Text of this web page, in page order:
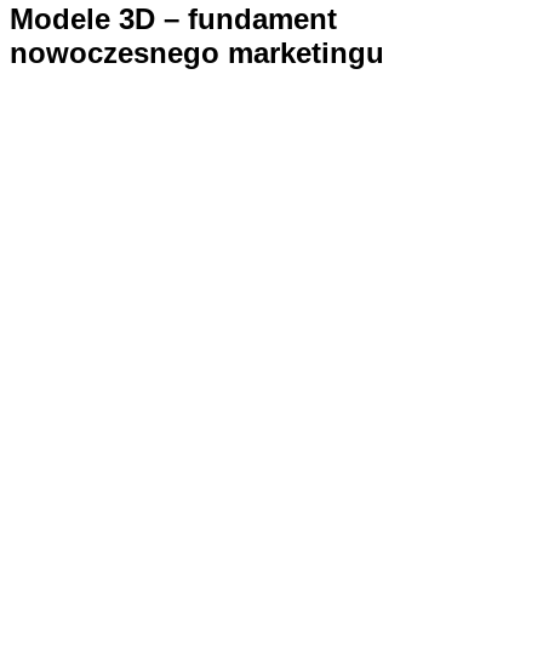
Modele 3D – fundament
nowoczesnego marketingu